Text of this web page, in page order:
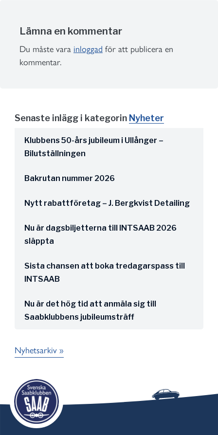
Lämna en kommentar
Du måste vara inloggad för att publicera en
kommentar.
Senaste inlägg i kategorin Nyheter
Klubbens 50-års jubileum i Ullånger –
Bilutställningen
Bakrutan nummer 2026
Nytt rabattföretag – J. Bergkvist Detailing
Nu är dagsbiljetterna till INTSAAB 2026
släppta
Sista chansen att boka tredagarspass till
INTSAAB
Nu är det hög tid att anmäla sig till
Saabklubbens jubileumsträff
Nyhetsarkiv »